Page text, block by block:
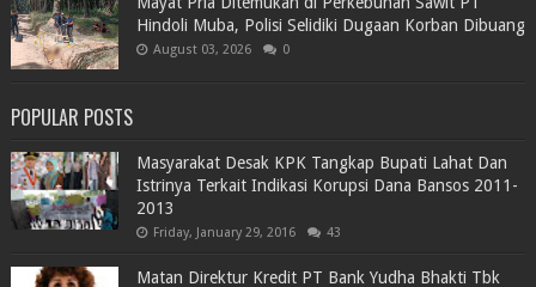
Hindoli Muba, Polisi Selidiki Dugaan Korban Dibuang
August 03, 2026 0
POPULAR POSTS
Masyarakat Desak KPK Tangkap Bupati Lahat Dan
Istrinya Terkait Indikasi Korupsi Dana Bansos 2011-
2013
Friday, January 29, 2016 43
Matan Direktur Kredit PT Bank Yudha Bhakti Tbk